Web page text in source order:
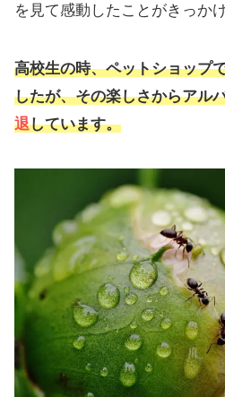
を見て感動したことがきっか
高校生の時、ペットショップ
したが、その楽しさからアル
退しています。